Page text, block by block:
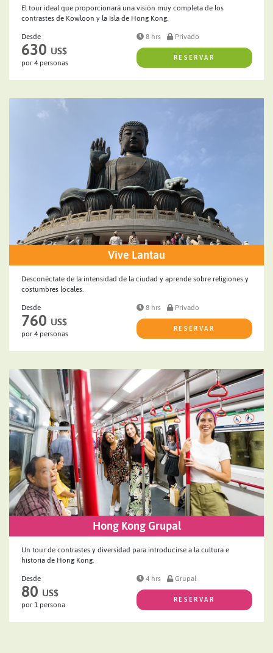
El tour ideal que proporcionará una visión muy completa de los
contrastes de Kowloon y la Isla de Hong Kong.
Desde
630 US$
por 4 personas
8 hrs Privado
RESERVAR
Vive Lantau
Desconéctate de la intensidad de la ciudad y aprende sobre religiones y
costumbres locales.
Desde
760 US$
por 4 personas
8 hrs Privado
RESERVAR
Hong Kong Grupal
Un tour de contrastes y diversidad para introducirse a la cultura e
historia de Hong Kong.
Desde
80 US$
por 1 persona
4 hrs Grupal
RESERVAR